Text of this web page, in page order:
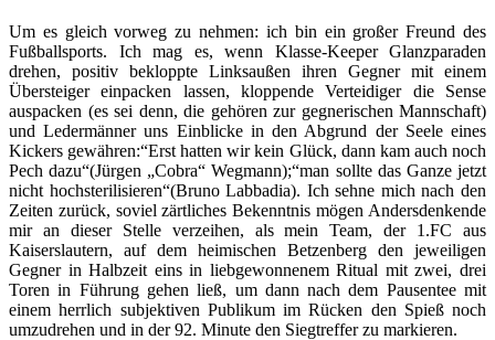
Um es gleich vorweg zu nehmen: ich bin ein großer Freund des
Fußballsports. Ich mag es, wenn Klasse-Keeper Glanzparaden
drehen, positiv bekloppte Linksaußen ihren Gegner mit einem
Übersteiger einpacken lassen, kloppende Verteidiger die Sense
auspacken (es sei denn, die gehören zur gegnerischen Mannschaft)
und Ledermänner uns Einblicke in den Abgrund der Seele eines
Kickers gewähren:“Erst hatten wir kein Glück, dann kam auch noch
Pech dazu“(Jürgen „Cobra“ Wegmann);“man sollte das Ganze jetzt
nicht hochsterilisieren“(Bruno Labbadia). Ich sehne mich nach den
Zeiten zurück, soviel zärtliches Bekenntnis mögen Andersdenkende
mir an dieser Stelle verzeihen, als mein Team, der 1.FC aus
Kaiserslautern, auf dem heimischen Betzenberg den jeweiligen
Gegner in Halbzeit eins in liebgewonnenem Ritual mit zwei, drei
Toren in Führung gehen ließ, um dann nach dem Pausentee mit
einem herrlich subjektiven Publikum im Rücken den Spieß noch
umzudrehen und in der 92. Minute den Siegtreffer zu markieren.